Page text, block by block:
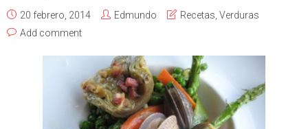
20 febrero, 2014 Edmundo Recetas Verduras
Add comment